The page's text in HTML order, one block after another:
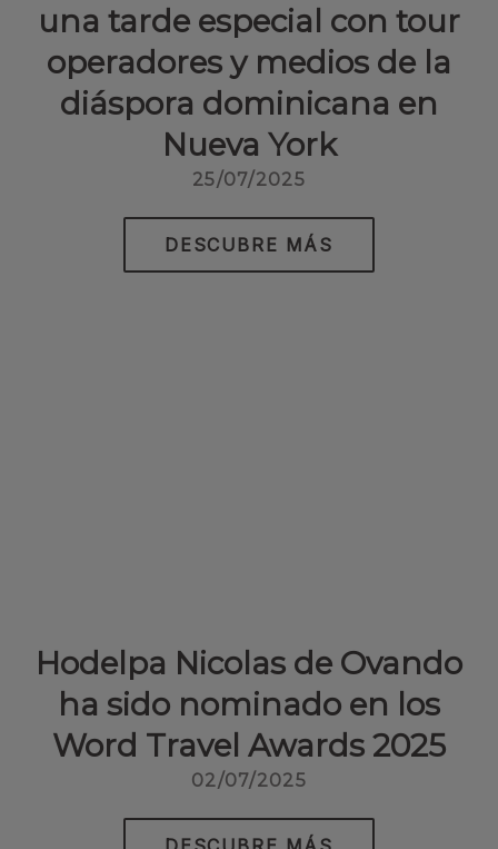
una tarde especial con tour
operadores y medios de la
diáspora dominicana en
Nueva York
25/07/2025
DESCUBRE MÁS
Hodelpa Nicolas de Ovando
ha sido nominado en los
Word Travel Awards 2025
02/07/2025